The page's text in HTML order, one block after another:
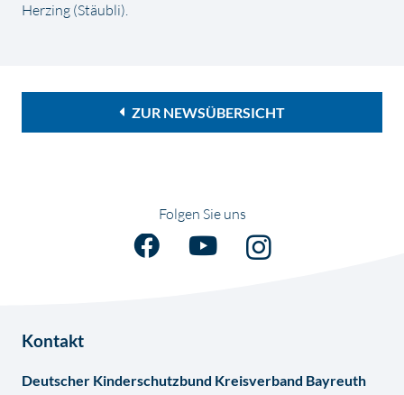
Herzing (Stäubli).
ZUR NEWSÜBERSICHT
Folgen Sie uns
Kontakt
Deutscher Kinderschutzbund Kreisverband Bayreuth